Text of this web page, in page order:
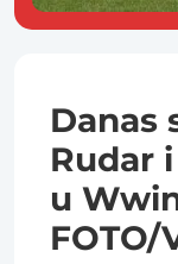
Danas
Rudar
u
FOTO/